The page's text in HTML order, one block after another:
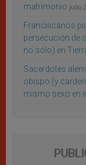
matrimonio julio
Franciscanos
persecución de
no sólo) en
Sacerdotes
obispo (y
mismo sexo en